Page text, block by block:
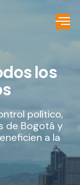
los
político,
de Bogotá y
a la